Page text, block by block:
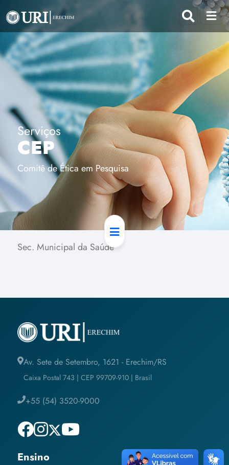
Serviços
CEP
Comitê de Ética em Pesquisa
Sec. Municipal da Saúde
Av. Sete de Setembro, 1621 - Erechim/RS
Caixa Postal 743 | CEP 99709-910 | Brasil
+55 (54) 3520-9000
Ensino